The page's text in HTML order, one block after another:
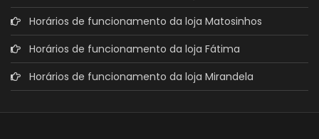
Horários de funcionamento da loja Matosinhos
Horários de funcionamento da loja Fátima
Horários de funcionamento da loja Mirandela